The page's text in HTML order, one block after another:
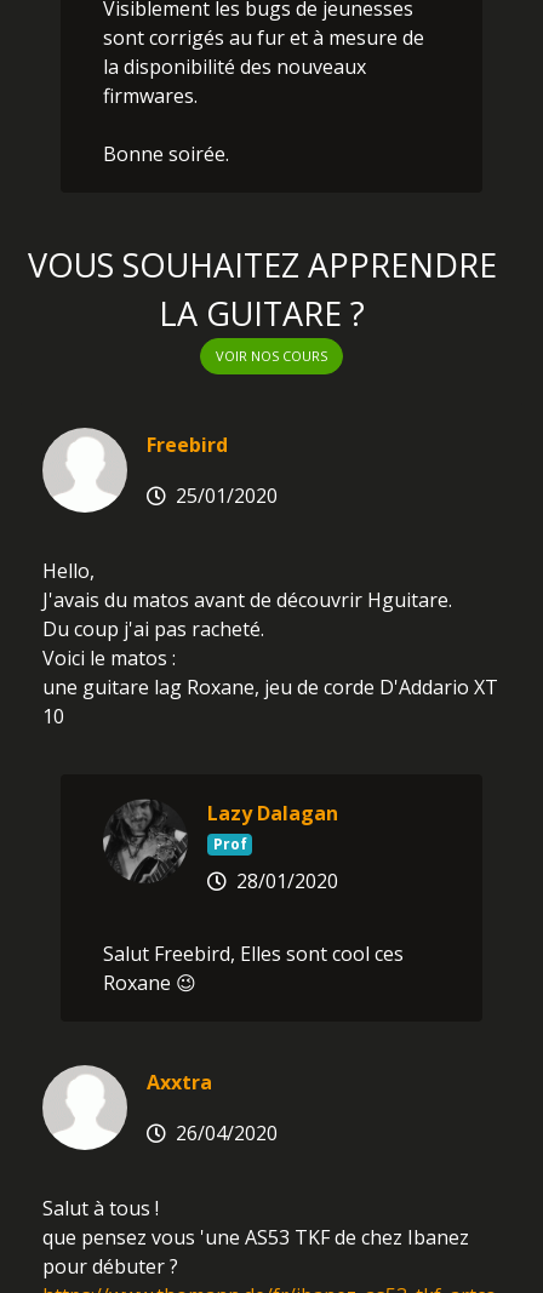
Visiblement les bugs de jeunesses
sont corrigés au fur et à mesure de
la disponibilité des nouveaux
firmwares.
Bonne soirée.
VOUS SOUHAITEZ APPRENDRE
LA GUITARE ?
VOIR NOS COURS
Freebird
25/01/2020
Hello,
J'avais du matos avant de découvrir Hguitare.
Du coup j'ai pas racheté.
Voici le matos :
une guitare lag Roxane, jeu de corde D'Addario XT
10
Lazy Dalagan
Prof
28/01/2020
Salut Freebird, Elles sont cool ces
Roxane 😉
Axxtra
26/04/2020
Salut à tous !
que pensez vous 'une AS53 TKF de chez Ibanez
pour débuter ?